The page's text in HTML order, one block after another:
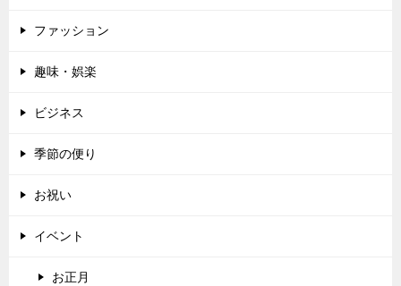
ファッション
趣味・娯楽
ビジネス
季節の便り
お祝い
イベント
お正月